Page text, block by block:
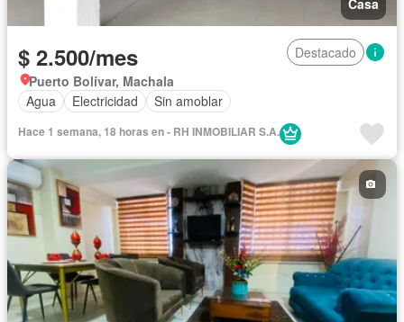
$ 2.500/mes
Destacado
Puerto Bolívar, Machala
Agua
Electricidad Sin amoblar
Hace 1 semana, 18 horas en - RH INMOBILIAR S.A.